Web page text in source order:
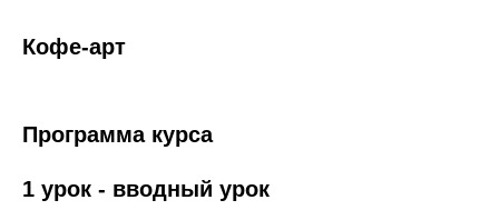
Кофе-арт
Программа курса
1 урок - вводный урок